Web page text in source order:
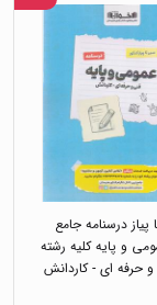
پیاز درسنامه جامع
و پایه کلیه رشته
حرفه ای - کاردانش